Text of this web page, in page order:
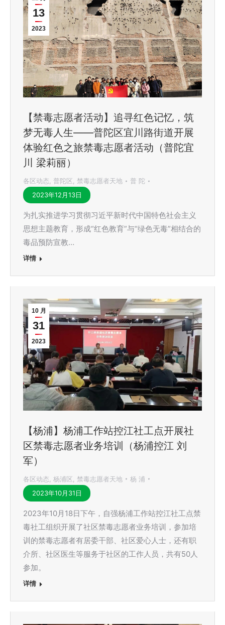
13
2023
【禁毒志愿者活动】追寻红色记忆，筑
梦无毒人生——普陀区宜川路街道开展
体验红色之旅禁毒志愿者活动（普陀宜
川 梁莉丽）
各区动态, 普陀区, 禁毒志愿者天地
普 陀
2023年12月13日
为扎实推进学习贯彻习近平新时代中国特色社会主义
思想主题教育，形成“红色教育”与“绿色无毒”相结合的
毒品预防宣教…
详情
10 月
31
2023
【杨浦】杨浦工作站控江社工点开展社
区禁毒志愿者业务培训（杨浦控江 刘
军）
各区动态 杨浦区 禁毒志愿者天地
杨 浦
2023年10月31日
2023年10月18日下午，自强杨浦工作站控江社工点禁
毒社工组织开展了社区禁毒志愿者业务培训，参加培
训的禁毒志愿者有居委干部、社区爱心人士，还有职
介所、社区医生等服务于社区的工作人员，共有50人
参加。
详情